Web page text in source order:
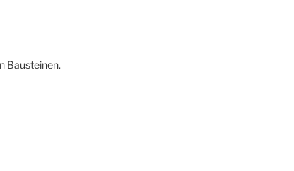
Bausteinen.